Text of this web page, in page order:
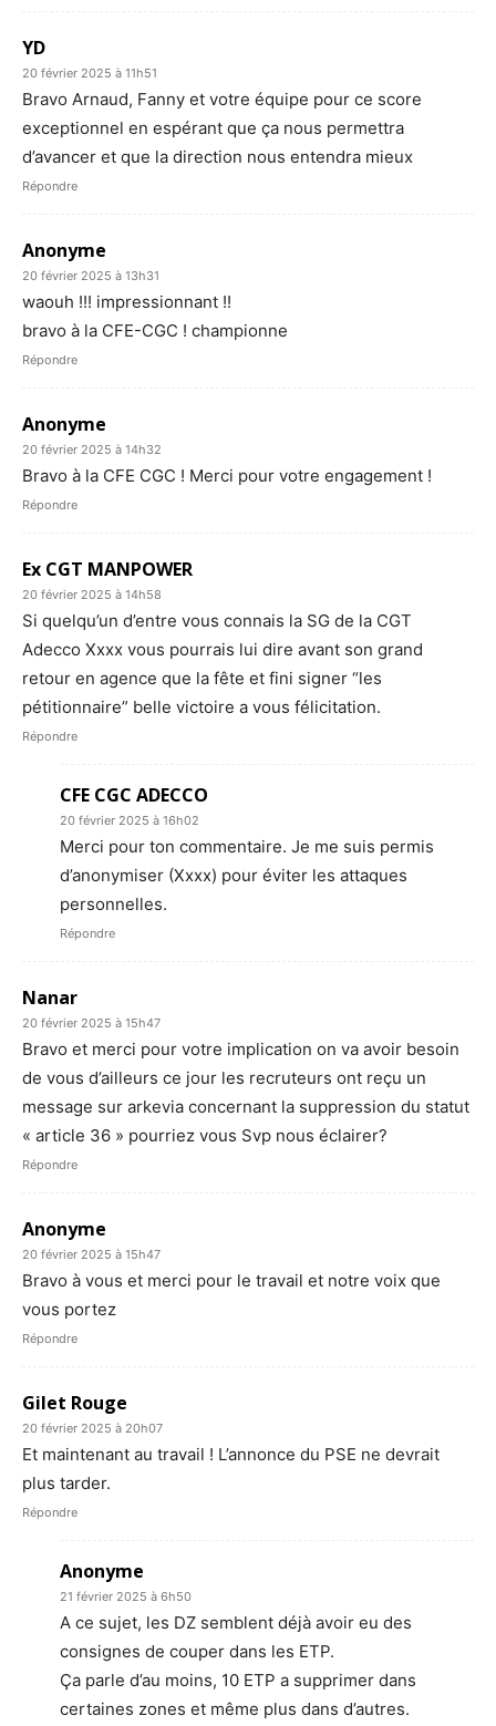
YD
20 février 2025 à 11h51
Bravo Arnaud, Fanny et votre équipe pour ce score
exceptionnel en espérant que ça nous permettra
d’avancer et que la direction nous entendra mieux
Répondre
Anonyme
20 février 2025 à 13h31
waouh !!! impressionnant !!
bravo à la CFE-CGC ! championne
Répondre
Anonyme
20 février 2025 à 14h32
Bravo à la CFE CGC ! Merci pour votre engagement !
Répondre
Ex CGT MANPOWER
20 février 2025 à 14h58
Si quelqu’un d’entre vous connais la SG de la CGT
Adecco Xxxx vous pourrais lui dire avant son grand
retour en agence que la fête et fini signer “les
pétitionnaire” belle victoire a vous félicitation.
Répondre
CFE CGC ADECCO
20 février 2025 à 16h02
Merci pour ton commentaire. Je me suis permis
d’anonymiser (Xxxx) pour éviter les attaques
personnelles.
Répondre
Nanar
20 février 2025 à 15h47
Bravo et merci pour votre implication on va avoir besoin
de vous d’ailleurs ce jour les recruteurs ont reçu un
message sur arkevia concernant la suppression du statut
« article 36 » pourriez vous Svp nous éclairer?
Répondre
Anonyme
20 février 2025 à 15h47
Bravo à vous et merci pour le travail et notre voix que
vous portez
Répondre
Gilet Rouge
20 février 2025 à 20h07
Et maintenant au travail ! L’annonce du PSE ne devrait
plus tarder.
Répondre
Anonyme
21 février 2025 à 6h50
A ce sujet, les DZ semblent déjà avoir eu des
consignes de couper dans les ETP.
Ça parle d’au moins, 10 ETP a supprimer dans
certaines zones et même plus dans d’autres.